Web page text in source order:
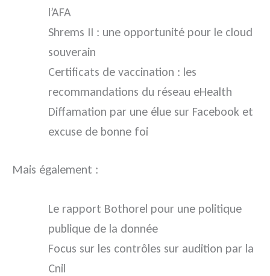
l’AFA
Shrems II : une opportunité pour le cloud
souverain
Certificats de vaccination : les
recommandations du réseau eHealth
Diffamation par une élue sur Facebook et
excuse de bonne foi
Mais également :
Le rapport Bothorel pour une politique
publique de la donnée
Focus sur les contrôles sur audition par la
Cnil